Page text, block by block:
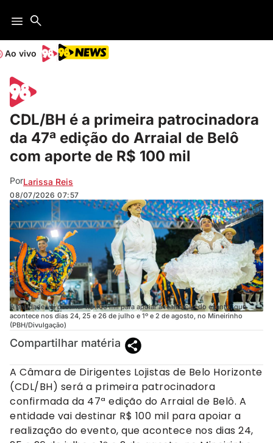
Ao vivo
CDL/BH é a primeira patrocinadora
da 47ª edição do Arraial de Belô
com aporte de R$ 100 mil
PorLarissa Reis
08/07/2026 07:57
A entidade vai destinar R$ 100 mil para apoiar a realização do evento, que
acontece nos dias 24, 25 e 26 de julho e 1º e 2 de agosto, no Mineirinho
(PBH/Divulgação)
Compartilhar matéria
A Câmara de Dirigentes Lojistas de Belo Horizonte
(CDL/BH) será a primeira patrocinadora
confirmada da 47ª edição do Arraial de Belô. A
entidade vai destinar R$ 100 mil para apoiar a
realização do evento, que acontece nos dias 24,